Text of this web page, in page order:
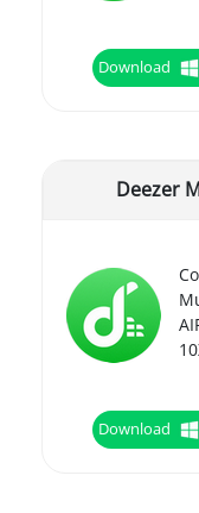
Download
Deezer
Download